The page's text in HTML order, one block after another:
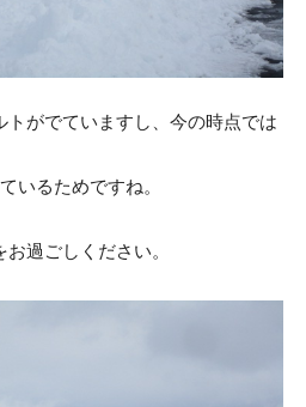
トがでていますし、今の時点では
いるためですね。
過ごしください。